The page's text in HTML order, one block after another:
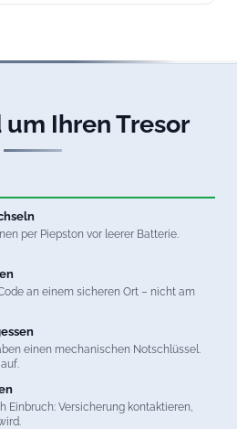
Ihren Tresor
per Piepston vor leerer Batterie.
an einem sicheren Ort – nicht am
einen mechanischen Notschlüssel.
Einbruch: Versicherung kontaktieren,